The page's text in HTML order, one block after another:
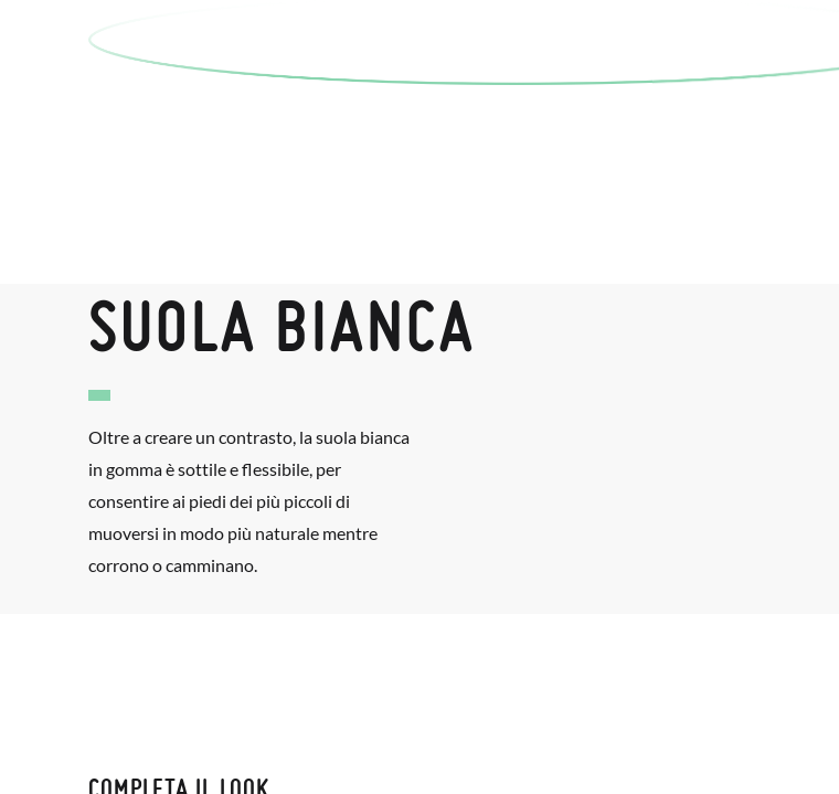
SUOLA BIANCA
Oltre a creare un contrasto, la suola bianca
in gomma è sottile e flessibile, per
consentire ai piedi dei più piccoli di
muoversi in modo più naturale mentre
corrono o camminano.
COMPLETA IL LOOK